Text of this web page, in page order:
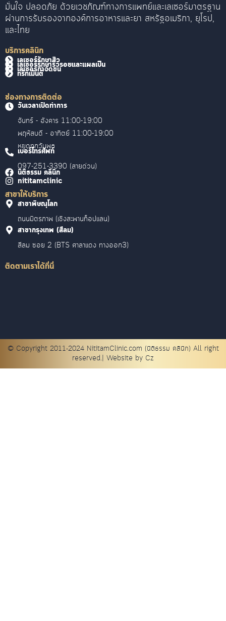
มั่นใจ ปลอดภัย ด้วยเวชภัณฑ์ทางการแพทย์และเลเซอร์มาตรฐาน
ผ่านการรับรองจากองค์การอาหารและยา สหรัฐอเมริกา, ยุโรป,
และไทย
บริการคลินิก
เลเซอร์รักษาสิว
เลเซอร์รักษาริ้วรอยและแผลเป็น
เลเซอร์กำจัดขน
ทรีทเม้นต์
ช่องทางการติดต่อ
วันเวลาเปิดทำการ
จันทร์ - อังคาร 11:00-19:00
พฤหัสบดี - อาทิตย์ 11:00-19:00
หยุดทุกวันพุธ
เบอร์โทรศัพท์
097-251-3390 (สายด่วน)
นิติธรรม คลินิก
nititamclinic
สาขาให้บริการ
สาขาพิษณุโลก
ถนนมิตรภาพ (เชิงสะพานท็อปแลน)
สาขากรุงเทพ (สีลม)
สีลม ซอย 2 (BTS ศาลาแดง ทางออก3)
ติดตามเราได้ที่นี่
© Copyright 2011-2024 NititamClinic.com (นิติธรรม คลินิก) All right
reserved.| Website by Cz